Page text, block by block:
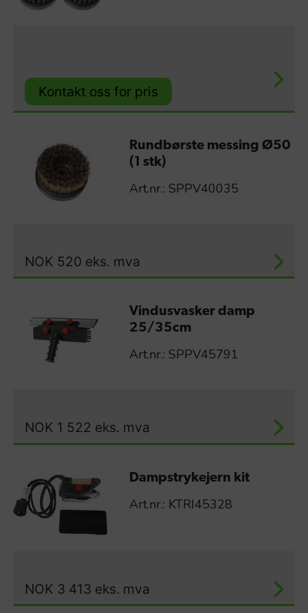
Kontakt oss for pris
Rundbørste messing Ø50
(1 stk)
Art.nr.: SPPV40035
NOK 520 eks. mva
Vindusvasker damp
25/35cm
Art.nr.: SPPV45791
NOK 1 522 eks. mva
Dampstrykejern kit
Art.nr.: KTRI45328
NOK 3 413 eks. mva